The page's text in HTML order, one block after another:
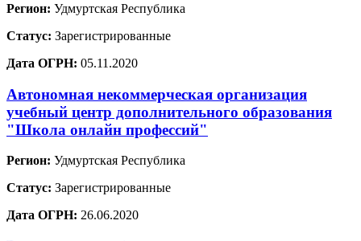
Регион: Удмуртская Республика
Статус: Зарегистрированные
Дата ОГРН: 05.11.2020
Автономная некоммерческая организация
учебный центр дополнительного образования
"Школа онлайн профессий"
Регион: Удмуртская Республика
Статус: Зарегистрированные
Дата ОГРН: 26.06.2020